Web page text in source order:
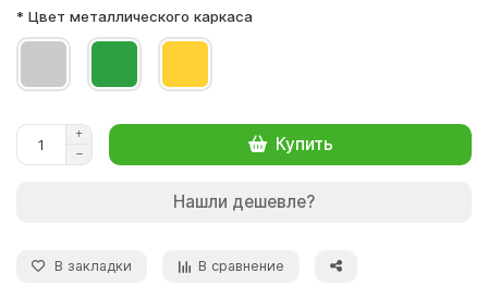
* Цвет металлического каркаса
Купить
Нашли дешевле?
В закладки В сравнение